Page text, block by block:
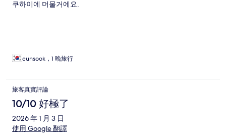
쿠하이에 머물거에요.
eunsook，1 晚旅行
旅客真實評論
10/10 好極了
2026 年 1 月 3 日
使用 Google 翻譯